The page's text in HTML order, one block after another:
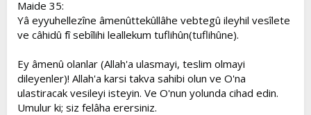
Maide 35:
Yâ eyyuhellezîne âmenûttekûllâhe vebtegû ileyhil vesîlete
ve câhidû fî sebîlihi leallekum tuflihûn(tuflihûne).
Ey âmenû olanlar (Allah'a ulasmayi, teslim olmayi
dileyenler)! Allah'a karsi takva sahibi olun ve O'na
ulastiracak vesileyi isteyin. Ve O'nun yolunda cihad edin.
Umulur ki; siz felâha erersiniz.